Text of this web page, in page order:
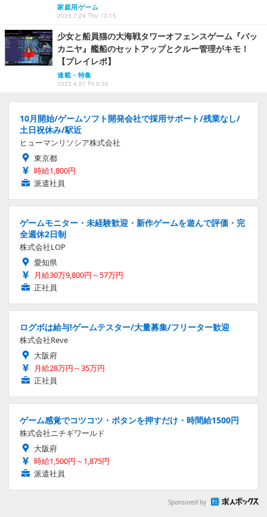
家庭用ゲーム
2025.7.24 Thu 13:15
少女と船員猫の大海戦タワーオフェンスゲーム『バッ
カニヤ』艦船のセットアップとクルー管理がキモ！
【プレイレポ】
連載・特集
2023.4.21 Fri 0:30
10月開始/ゲームソフト開発会社で採用サポート/残業なし/
土日祝休み/駅近
ヒューマンリソシア株式会社
東京都
時給1,800円
派遣社員
ゲームモニター・未経験歓迎・新作ゲームを遊んで評価・完
全週休2日制
株式会社LOP
愛知県
月給30万9,800円～57万円
正社員
ログボは給与!ゲームテスター/大量募集/フリーター歓迎
株式会社Reve
大阪府
月給28万円～35万円
正社員
ゲーム感覚でコツコツ・ボタンを押すだけ・時間給1500円
株式会社ニチギワールド
大阪府
時給1,500円～1,875円
派遣社員
Sponsored by